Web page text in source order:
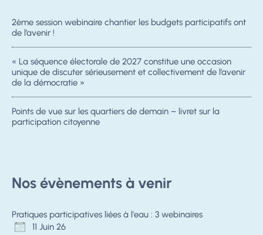
2ème session webinaire chantier les budgets participatifs ont
de l’avenir !
« La séquence électorale de 2027 constitue une occasion
unique de discuter sérieusement et collectivement de l’avenir
de la démocratie »
Points de vue sur les quartiers de demain – livret sur la
participation citoyenne
Nos évènements à venir
Pratiques participatives liées à l'eau : 3 webinaires
11 Juin 26